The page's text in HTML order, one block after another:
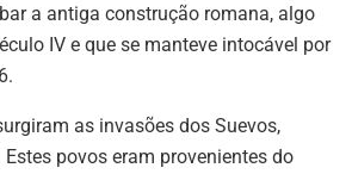
a antiga construção romana, algo
IV e que se manteve intocável por
as invasões dos Suevos,
povos eram provenientes do